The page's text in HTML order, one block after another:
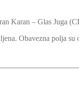
Karan – Glas Juga
Obavezna polja su